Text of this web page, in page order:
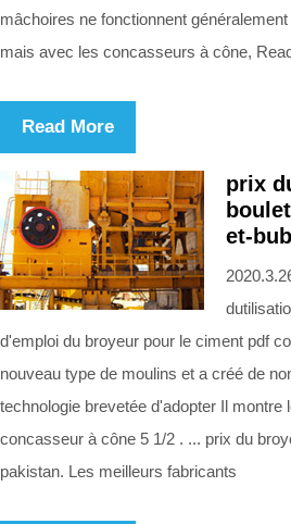
mâchoires ne fonctionnent
mais avec les concasseurs à cône,
Read More
prix
et-
d'emploi du broyeur pour le ciment pdf
nouveau type de moulins et a créé de
technologie brevetée d'adopter Il montre
concasseur à cône 5 1/2 . ... prix du
pakistan. Les meilleurs fabricants